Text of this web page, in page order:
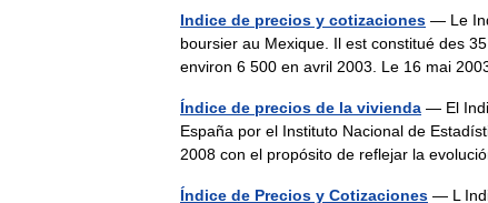
Indice de precios y cotizaciones — Le
boursier au Mexique. Il est constitué des
environ 6 500 en avril 2003. Le 16 mai
Índice de precios de la vivienda — El
España por el Instituto Nacional de
2008 con el propósito de reflejar la
Índice de Precios y Cotizaciones — L